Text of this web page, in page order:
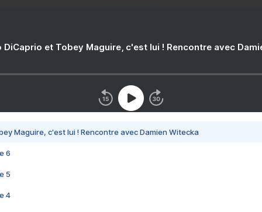
DiCaprio et Tobey Maguire, c'est lui ! Rencontre avec
Maguire, c'est lui ! Rencontre avec Damien Witecka
6
5
4